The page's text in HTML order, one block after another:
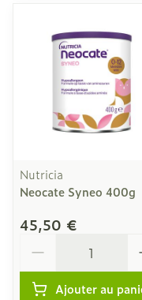
Nutricia
Neocate Syneo 400g
45,50 €
Ajouter au